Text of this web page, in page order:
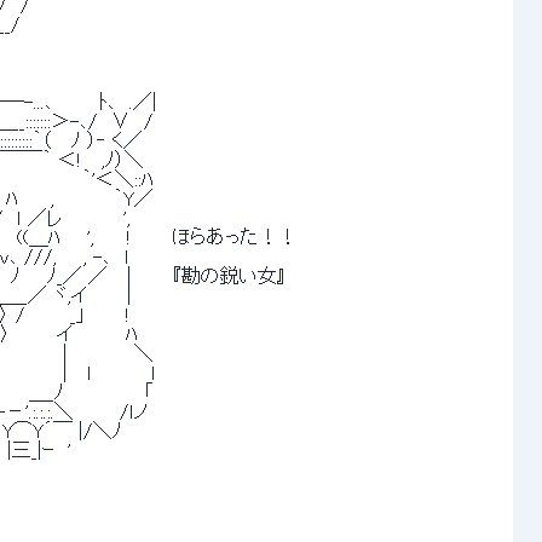
　/
　.／|
　∨　/
‐ く／
ﾉ）＼
'＜＼::ﾊ
｀Y／
　 ',
　ほらあった！！
-､　l
『勘の鋭い女』
　　|
　　!
　　ﾊ
　　＼
　　　 ｌ
　　　「
　 /ｌノ
|/＼ﾉ
'